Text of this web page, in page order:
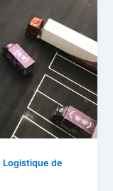
Logistique de